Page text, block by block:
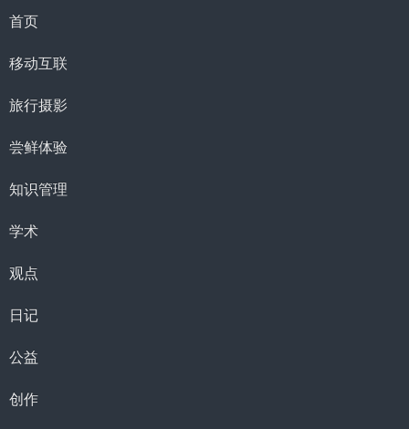
首页
移动互联
旅行摄影
尝鲜体验
知识管理
学术
观点
日记
公益
创作